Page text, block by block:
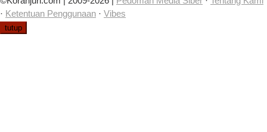
· Ketentuan Penggunaan · Vibes
tutup